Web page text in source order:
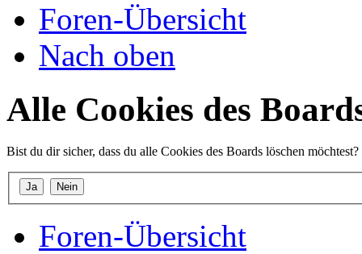
Foren-Übersicht
Nach oben
Alle Cookies des
Bist du dir sicher, dass du alle Cookies des Boards löschen möchtest?
Foren-Übersicht